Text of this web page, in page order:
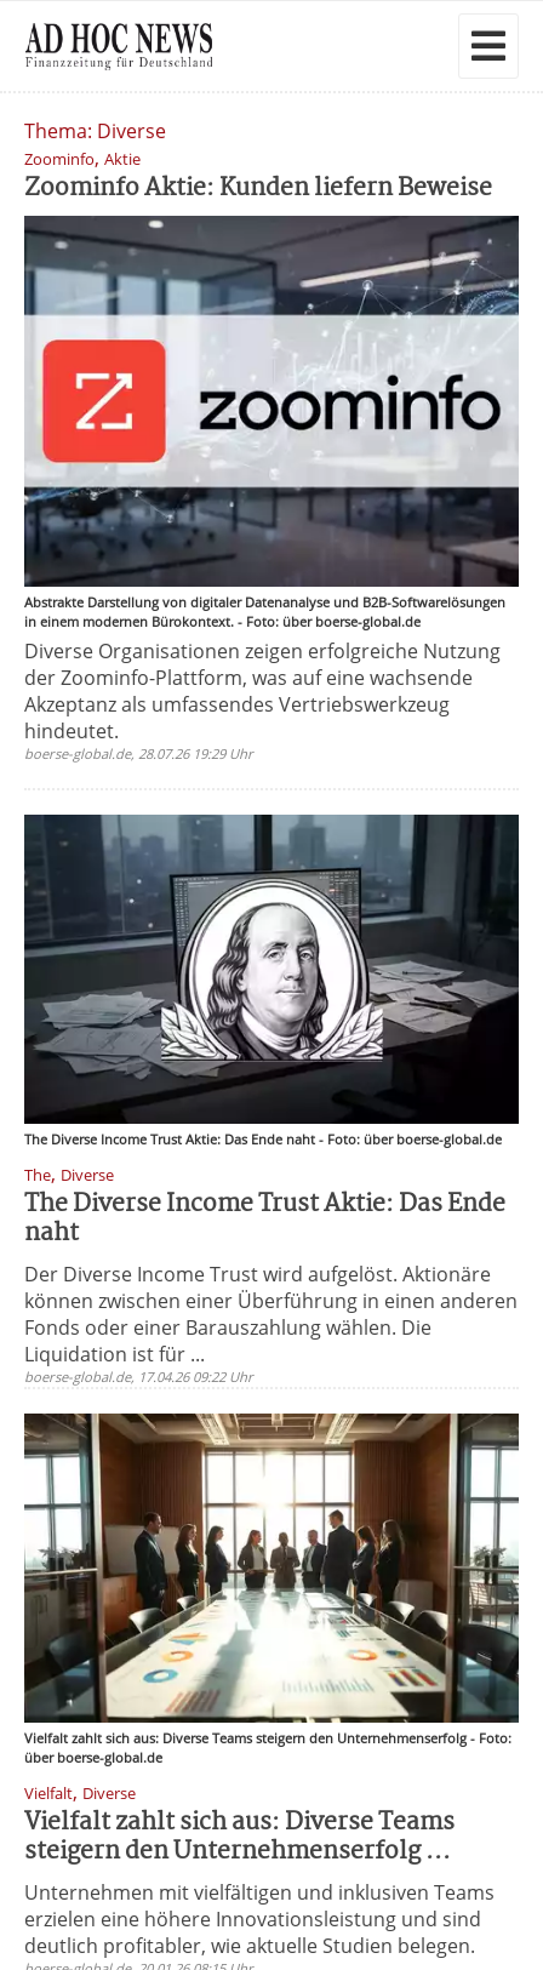
Thema: Diverse
Zoominfo, Aktie
Zoominfo Aktie: Kunden liefern Beweise
Abstrakte Darstellung von digitaler Datenanalyse und B2B-Softwarelösungen
in einem modernen Bürokontext. - Foto: über boerse-global.de
Diverse Organisationen zeigen erfolgreiche Nutzung
der Zoominfo-Plattform, was auf eine wachsende
Akzeptanz als umfassendes Vertriebswerkzeug
hindeutet.
boerse-global.de, 28.07.26 19:29 Uhr
The Diverse Income Trust Aktie: Das Ende naht - Foto: über boerse-global.de
The, Diverse
The Diverse Income Trust Aktie: Das Ende
naht
Der Diverse Income Trust wird aufgelöst. Aktionäre
können zwischen einer Überführung in einen anderen
Fonds oder einer Barauszahlung wählen. Die
Liquidation ist für ...
boerse-global.de, 17.04.26 09:22 Uhr
Vielfalt zahlt sich aus: Diverse Teams steigern den Unternehmenserfolg - Foto:
über boerse-global.de
Vielfalt, Diverse
Vielfalt zahlt sich aus: Diverse Teams
steigern den Unternehmenserfolg ...
Unternehmen mit vielfältigen und inklusiven Teams
erzielen eine höhere Innovationsleistung und sind
deutlich profitabler, wie aktuelle Studien belegen.